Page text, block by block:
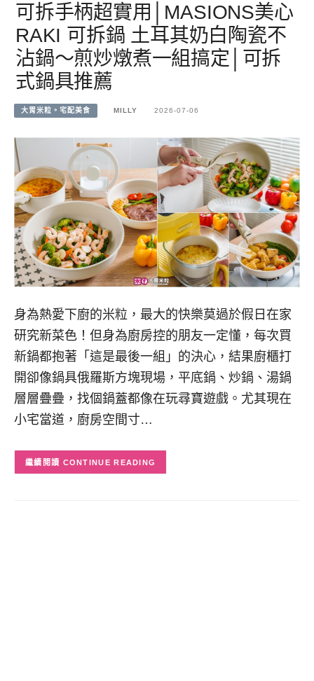
可拆手柄超實用│MASIONS美心
RAKI 可拆鍋 土耳其奶白陶瓷不
沾鍋～煎炒燉煮一組搞定│可拆
式鍋具推薦
大胃米粒。宅配美食 MILLY 2026-07-06
身為熱愛下廚的米粒，最大的快樂莫過於假日在家
研究新菜色！但身為廚房控的朋友一定懂，每次買
新鍋都抱著「這是最後一組」的決心，結果廚櫃打
開卻像鍋具俄羅斯方塊現場，平底鍋、炒鍋、湯鍋
層層疊疊，找個鍋蓋都像在玩尋寶遊戲。尤其現在
小宅當道，廚房空間寸…
CONTINUE READING